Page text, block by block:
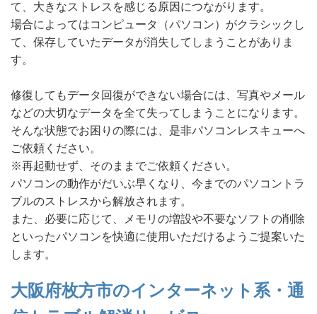
て、大きなストレスを感じる原因につながります。
場合によってはコンピュータ（パソコン）がクラシックし
て、保存していたデータが消失してしまうことがありま
す。
修復してもデータ回復ができない場合には、写真やメール
などの大切なデータを全て失ってしまうことになります。
そんな状態でお困りの際には、是非パソコンレスキューへ
ご依頼ください。
※再起動せず、そのままでご依頼ください。
パソコンの動作がだいぶ早くなり、今までのパソコントラ
ブルのストレスから解放されます。
また、必要に応じて、メモリの増設や不要なソフトの削除
といったパソコンを快適に使用いただけるようご提案いた
します。
大阪府枚方市のインターネット系・通